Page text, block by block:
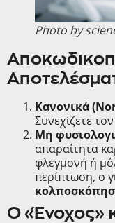
Photo by
Κανονικά
Συνεχίζετε
Μη
απαραίτητα
φλεγμονή ή
περίπτωση, ο
Ο «Ένοχος»